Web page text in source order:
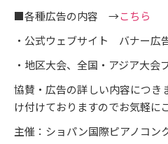
■各種広告の内容 →こちら
・公式ウェブサイト バナー広
・地区大会、全国・アジア大会
協賛・広告の詳しい内容につき
け付けておりますのでお気軽に
主催：ショパン国際ピアノコン